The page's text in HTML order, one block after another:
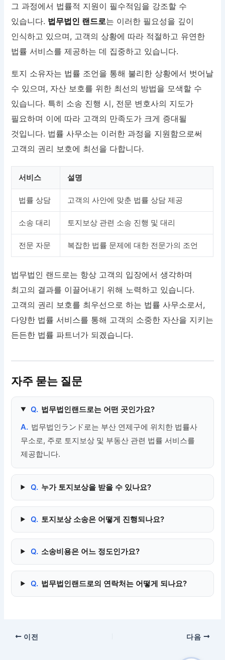
그 과정에서 법률적 지원이 필수적임을 강조할 수
있습니다. 법무법인 랜드로는 이러한 필요성을 깊이
인식하고 있으며, 고객의 상황에 따라 적절하고 유연한
법률 서비스를 제공하는 데 집중하고 있습니다.
토지 소유자는 법률 조언을 통해 불리한 상황에서 벗어날
수 있으며, 자산 보호를 위한 최선의 방법을 모색할 수
있습니다. 특히 소송 진행 시, 전문 변호사의 지도가
필요하며 이에 따라 고객의 만족도가 크게 증대될
것입니다. 법률 사무소는 이러한 과정을 지원함으로써
고객의 권리 보호에 최선을 다합니다.
서비스 설명
법률 상담 고객의 사안에 맞춘 법률 상담 제공
소송 대리 토지보상 관련 소송 진행 및 대리
전문 자문 복잡한 법률 문제에 대한 전문가의 조언
법무법인 랜드로는 항상 고객의 입장에서 생각하며
최고의 결과를 이끌어내기 위해 노력하고 있습니다.
고객의 권리 보호를 최우선으로 하는 법률 사무소로서,
다양한 법률 서비스를 통해 고객의 소중한 자산을 지키는
든든한 법률 파트너가 되겠습니다.
자주 묻는 질문
Q. 법무법인랜드로는 어떤 곳인가요?
A. 법무법인ランド로는 부산 연제구에 위치한 법률사
무소로, 주로 토지보상 및 부동산 관련 법률 서비스를
제공합니다.
Q. 누가 토지보상을 받을 수 있나요?
Q. 토지보상 소송은 어떻게 진행되나요?
Q. 소송비용은 어느 정도인가요?
Q. 법무법인랜드로의 연락처는 어떻게 되나요?
이전 다음